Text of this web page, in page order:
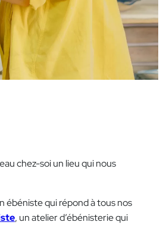
chez-soi un lieu qui nous
ébéniste qui répond à tous nos
, un atelier d’ébénisterie qui